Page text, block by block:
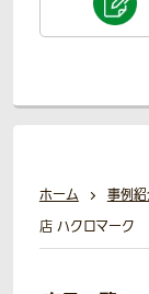
ホーム 事例
店 ハクロマーク